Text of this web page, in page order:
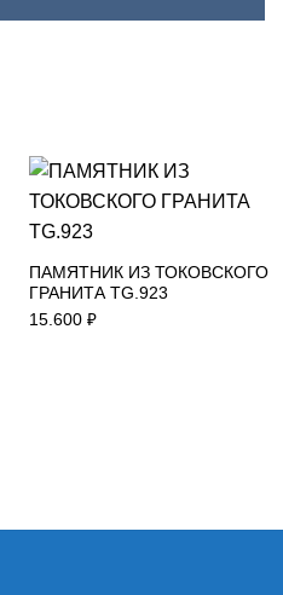
ПАМЯТНИК ИЗ ТОКОВСКОГО
ГРАНИТА TG.923
15.600 ₽